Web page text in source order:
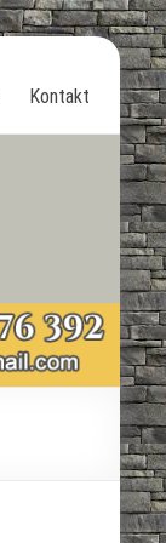
Kontakt